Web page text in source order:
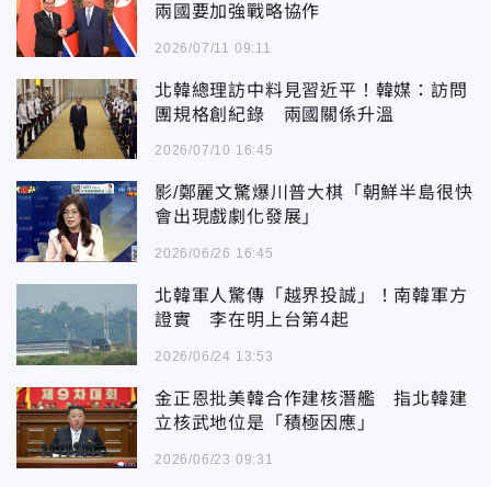
兩國要加強戰略協作
2026/07/11 09:11
北韓總理訪中料見習近平！韓媒：訪問
團規格創紀錄 兩國關係升溫
2026/07/10 16:45
影/鄭麗文驚爆川普大棋「朝鮮半島很快
會出現戲劇化發展」
2026/06/26 16:45
北韓軍人驚傳「越界投誠」！南韓軍方
證實 李在明上台第4起
2026/06/24 13:53
金正恩批美韓合作建核潛艦 指北韓建
立核武地位是「積極因應」
2026/06/23 09:31